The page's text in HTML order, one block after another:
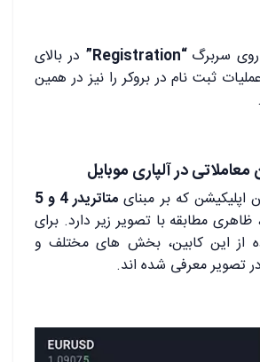
سربرگ “Registration”
در بالای
ثبت نام در بروکر را نیز در همین
در آلپاری موبایل
اپلیکیشن که بر مبنای متاتریدر 4 و 5
مطابقه با تصویر زیر دارد. برای
از این کابین، بخش های مختلف و
تصویر معرفی شده اند.